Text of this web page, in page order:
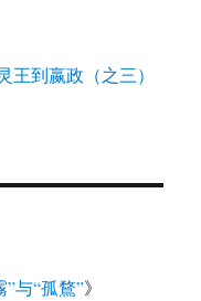
到嬴政（之三）
与“孤鶩”》